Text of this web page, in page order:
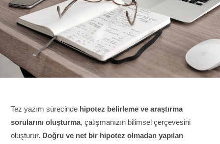
Tez yazım sürecinde hipotez belirleme ve araştırma
sorularını oluşturma, çalışmanızın bilimsel çerçevesini
oluşturur. Doğru ve net bir hipotez olmadan yapılan